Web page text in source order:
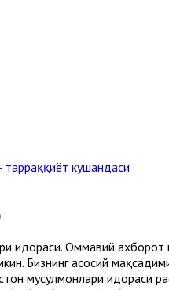
кушандаси
идораси. Оммавий ахборот
Бизнинг асосий
мусулмонлари идораси